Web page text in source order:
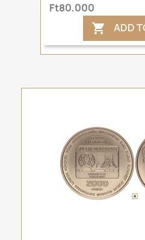
Ft80,000
 ADD